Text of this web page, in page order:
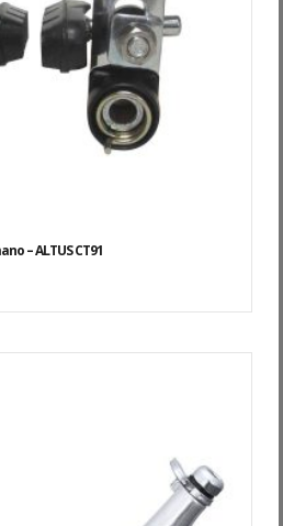
– ALTUS CT91